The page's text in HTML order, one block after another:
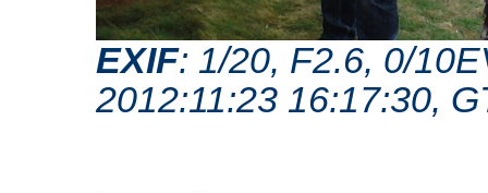
EXIF: 1/20, F2.6, 0/
2012:11:23 16:17:30,